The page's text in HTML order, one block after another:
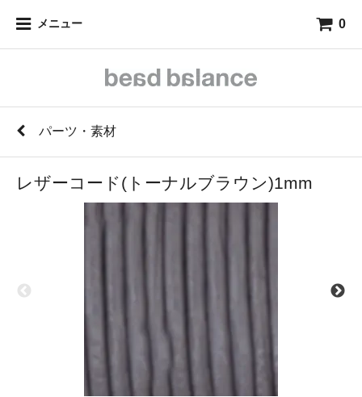
メニュー 0
パーツ・素材
レザーコード(トーナルブラウン)1mm